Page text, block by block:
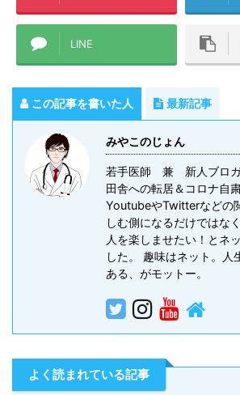
LINE
この記事を書いた人 最新記事
みやこのじょん
若手医師 兼 新人ブロガ
田舎への転居＆コロナ自
YoutubeやTwitterなどの
しむ側になるだけではな
人を楽しませたい！とネ
した。 趣味はネット。人
ある、がモットー。
よく読まれている記事